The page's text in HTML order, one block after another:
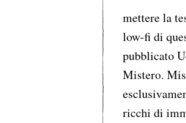
mettere la
low-fi di
pubblicato
Mistero.
ricchi di